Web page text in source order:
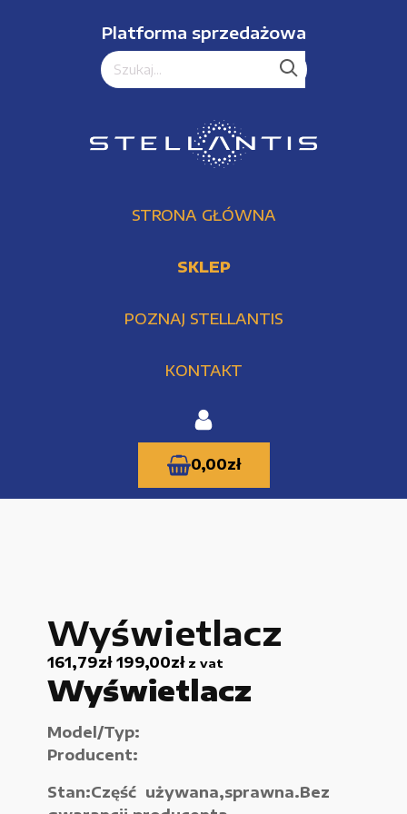
Platforma sprzedażowa
STRONA GŁÓWNA
SKLEP
POZNAJ STELLANTIS
KONTAKT
0,00zł
Części zamienne do urządzeń i narzędzi
Kable i przewody
Maszyny i urządzenia produkcujne
Materiały budowlane
Wyświetlacz
161,79zł 199,00złz vat
Wyświetlacz
Model/Typ:
Producent:
Stan:Część używana,sprawna.Bez